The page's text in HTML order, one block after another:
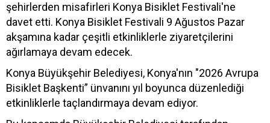
şehirlerden misafirleri Konya Bisiklet Festivali'ne
davet etti. Konya Bisiklet Festivali 9 Ağustos Pazar
akşamına kadar çeşitli etkinliklerle ziyaretçilerini
ağırlamaya devam edecek.
Konya Büyükşehir Belediyesi, Konya'nın "2026 Avrupa
Bisiklet Başkenti” ünvanını yıl boyunca düzenlediği
etkinliklerle taçlandırmaya devam ediyor.